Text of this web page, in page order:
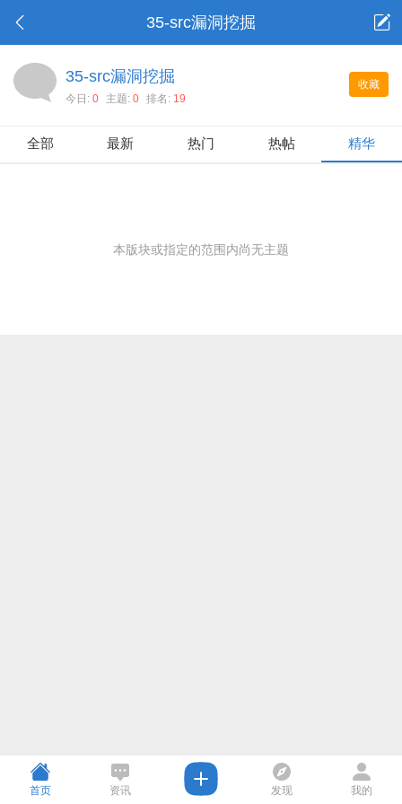
35-src漏洞挖掘
收藏
35-src漏洞挖掘
今日: 0 主题: 0 排名: 19
全部 最新 热门 热帖 精华
本版块或指定的范围内尚无主题
首页 资讯 发现 我的